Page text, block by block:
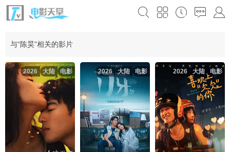
与“陈昊”相关的影片
电影
大陆
2026 电影
大陆
2026 电影
大陆
2026